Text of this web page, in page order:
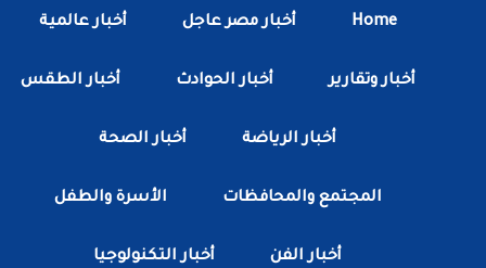
Home أخبار مصر عاجل أخبار عالمية
أخبار وتقارير أخبار الحوادث أخبار الطقس
أخبار الرياضة أخبار الصحة
المجتمع والمحافظات الأسرة والطفل
أخبار الفن أخبار التكنولوجيا